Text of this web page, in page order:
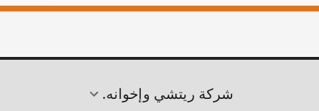
شركة ريتشي وإخوانه.